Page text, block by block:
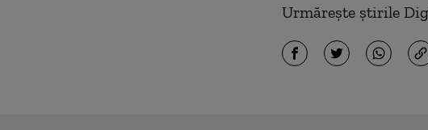
Urmărește știrile